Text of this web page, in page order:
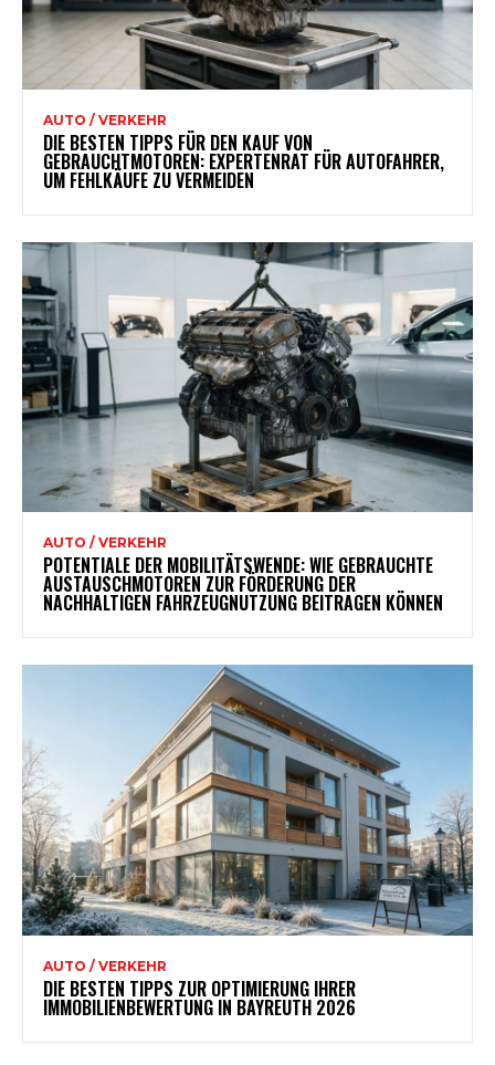
AUTO / VERKEHR
DIE BESTEN TIPPS FÜR DEN KAUF VON
GEBRAUCHTMOTOREN: EXPERTENRAT FÜR AUTOFAHRER,
UM FEHLKÄUFE ZU VERMEIDEN
AUTO / VERKEHR
POTENTIALE DER MOBILITÄTSWENDE: WIE GEBRAUCHTE
AUSTAUSCHMOTOREN ZUR FÖRDERUNG DER
NACHHALTIGEN FAHRZEUGNUTZUNG BEITRAGEN KÖNNEN
AUTO / VERKEHR
DIE BESTEN TIPPS ZUR OPTIMIERUNG IHRER
IMMOBILIENBEWERTUNG IN BAYREUTH 2026